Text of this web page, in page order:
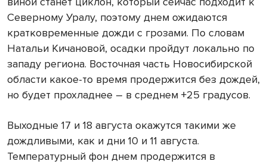
Северному Уралу, поэтому днем ожидаются
кратковременные дожди с грозами. По словам
Натальи Кичановой, осадки пройдут локально по
западу региона. Восточная часть Новосибирской
области какое-то время продержится без дождей,
но будет прохладнее – в среднем +25 градусов.
Выходные 17 и 18 августа окажутся такими же
дождливыми, как и дни 10 и 11 августа.
Температурный фон днем продержится в